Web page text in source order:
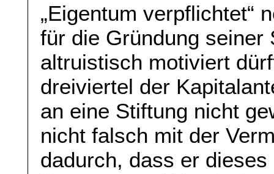
„Eigentum verpflichtet“
für die Gründung seiner
altruistisch motiviert
dreiviertel der
an eine Stiftung nicht
nicht falsch mit der
dadurch, dass er dieses